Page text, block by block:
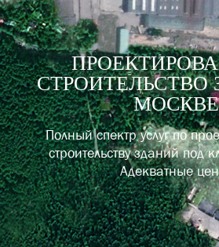
СТРОИТЕЛЬСТВО
МОСКВЕ
Полный спектр услуг по
строительству зданий под
Адекватные